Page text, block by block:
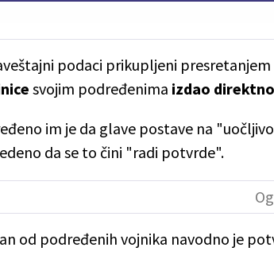
podaci prikupljeni
svojim podređenima izdao
im je da glave postave na
da se to čini "radi potvrde".
od podređenih vojnika navodno je